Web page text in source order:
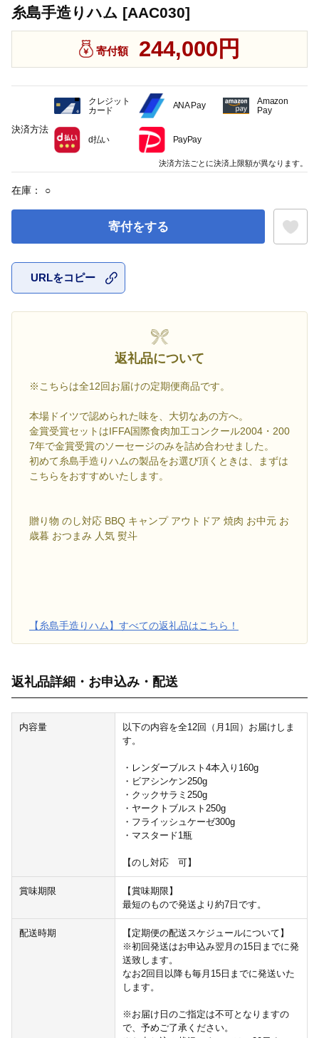
糸島手造りハム [AAC030]
寄付額 244,000円
在庫： ○
寄付をする
URLをコピー
返礼品について
※こちらは全12回お届けの定期便商品です。
本場ドイツで認められた味を、大切なあの方へ。
金賞受賞セットはIFFA国際食肉加工コンクール2004・200
7年で金賞受賞のソーセージのみを詰め合わせました。
初めて糸島手造りハムの製品をお選び頂くときは、まずは
こちらをおすすめいたします。
贈り物 のし対応 BBQ キャンプ アウトドア 焼肉 お中元 お
歳暮 おつまみ 人気 熨斗
【糸島手造りハム】すべての返礼品はこちら！
返礼品詳細・お申込み・配送
内容量
以下の内容を全12回（月1回）お届けしま
す。
・レンダーブルスト4本入り160g
・ビアシンケン250g
・クックサラミ250g
・ヤークトブルスト250g
・フライッシュケーゼ300g
・マスタード1瓶
【のし対応 可】
賞味期限
【賞味期限】
最短のもので発送より約7日です。
配送時期
【定期便の配送スケジュールについて】
※初回発送はお申込み翌月の15日までに発
送致します。
なお2回目以降も毎月15日までに発送いた
します。
※お届け日のご指定は不可となりますの
で、予めご了承ください。
決済方法
クレジット
カード
ANA Pay
Amazon
Pay
d払い PayPay
決済方法ごとに決済上限額が異なります。